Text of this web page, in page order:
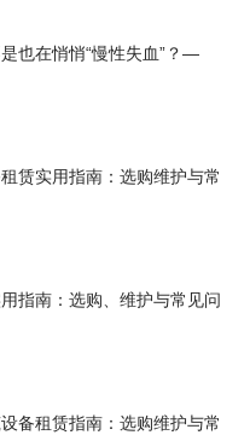
也在悄悄“慢性失血”？—
赁实用指南：选购维护与常
指南：选购、维护与常见问
备租赁指南：选购维护与常